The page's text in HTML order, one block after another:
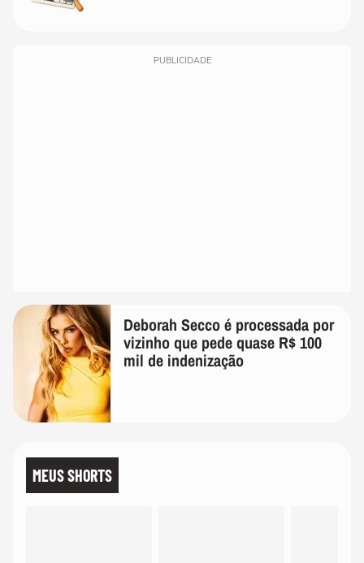
PUBLICIDADE
Deborah Secco é processada por
vizinho que pede quase R$ 100
mil de indenização
MEUS SHORTS